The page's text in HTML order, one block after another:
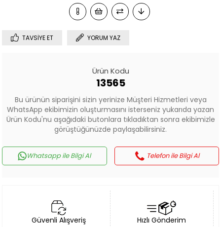
TAVSIYE ET YORUM YAZ
Ürün Kodu
13565
Bu ürünün siparişini sizin yerinize Müşteri Hizmetleri veya
WhatsApp ekibimizin oluşturmasını isterseniz yukarıda yazan
Ürün Kodu'nu aşağıdaki butonlara tıkladıktan sonra ekibimizle
görüştüğünüzde paylaşabilirsiniz.
Whatsapp ile Bilgi Al Telefon ile Bilgi Al
Güvenli Alışveriş Hızlı Gönderim